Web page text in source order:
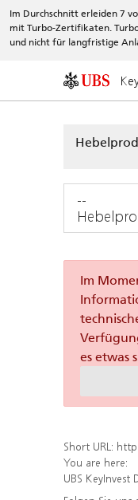
Im Durchschnitt erleiden 7
mit Turbo-Zertifikaten.
und nicht für langfristige
--
Im
es etwas
Short URL: https://
You are here:
UBS KeyInvest